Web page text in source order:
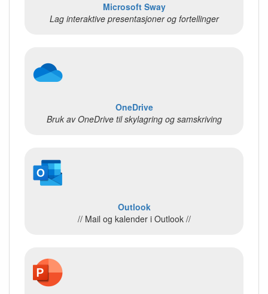
Microsoft Sway
Lag interaktive presentasjoner og fortellinger
OneDrive
Bruk av OneDrive til skylagring og samskriving
Outlook
// Mail og kalender i Outlook //